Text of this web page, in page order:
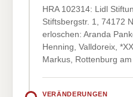
HRA 102314: Lidl
Stiftsbergstr. 1, 74172
erloschen: Aranda
Henning, Valldoreix,
Markus, Rottenburg
VERÄNDERUNGEN